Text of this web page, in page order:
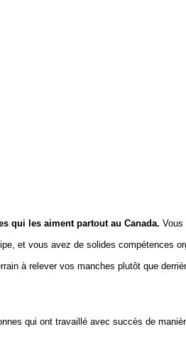
qui les aiment partout au Canada. Vous
et vous avez de solides compétences
à relever vos manches plutôt que
qui ont travaillé avec succès de